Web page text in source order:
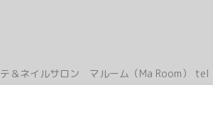
＆ネイルサロン マルーム（Ma Room） tel